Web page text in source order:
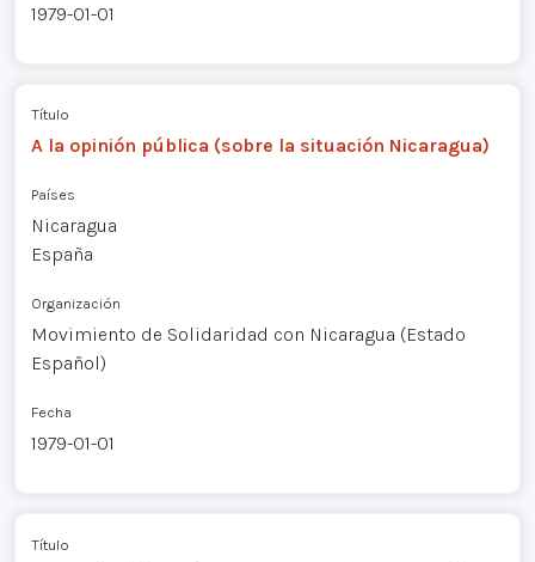
1979-01-01
Título
A la opinión pública (sobre la situación Nicaragua)
Países
Nicaragua
España
Organización
Movimiento de Solidaridad con Nicaragua (Estado
Español)
Fecha
1979-01-01
Título